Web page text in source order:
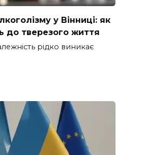
у Вінниці: як
до тверезого життя
рідко виникає